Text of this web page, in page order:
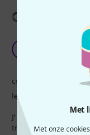
Met
Met onze
La meilleure
J' avais emprunté cette
trouvée si géniale que
competentie
leerzaamheid